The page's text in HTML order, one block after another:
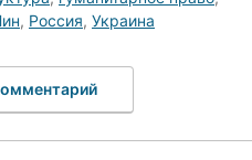
, Россия, Украина